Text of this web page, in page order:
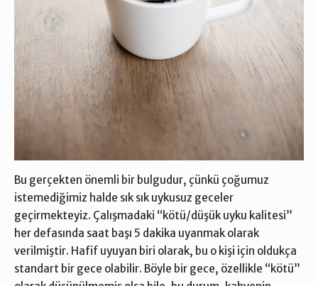
Bu gerçekten önemli bir bulgudur, çünkü çoğumuz
istemediğimiz halde sık sık uykusuz geceler
geçirmekteyiz. Çalışmadaki “kötü/düşük uyku kalitesi”
her defasında saat başı 5 dakika uyanmak olarak
verilmiştir. Hafif uyuyan biri olarak, bu o kişi için oldukça
standart bir gece olabilir. Böyle bir gece, özellikle “kötü”